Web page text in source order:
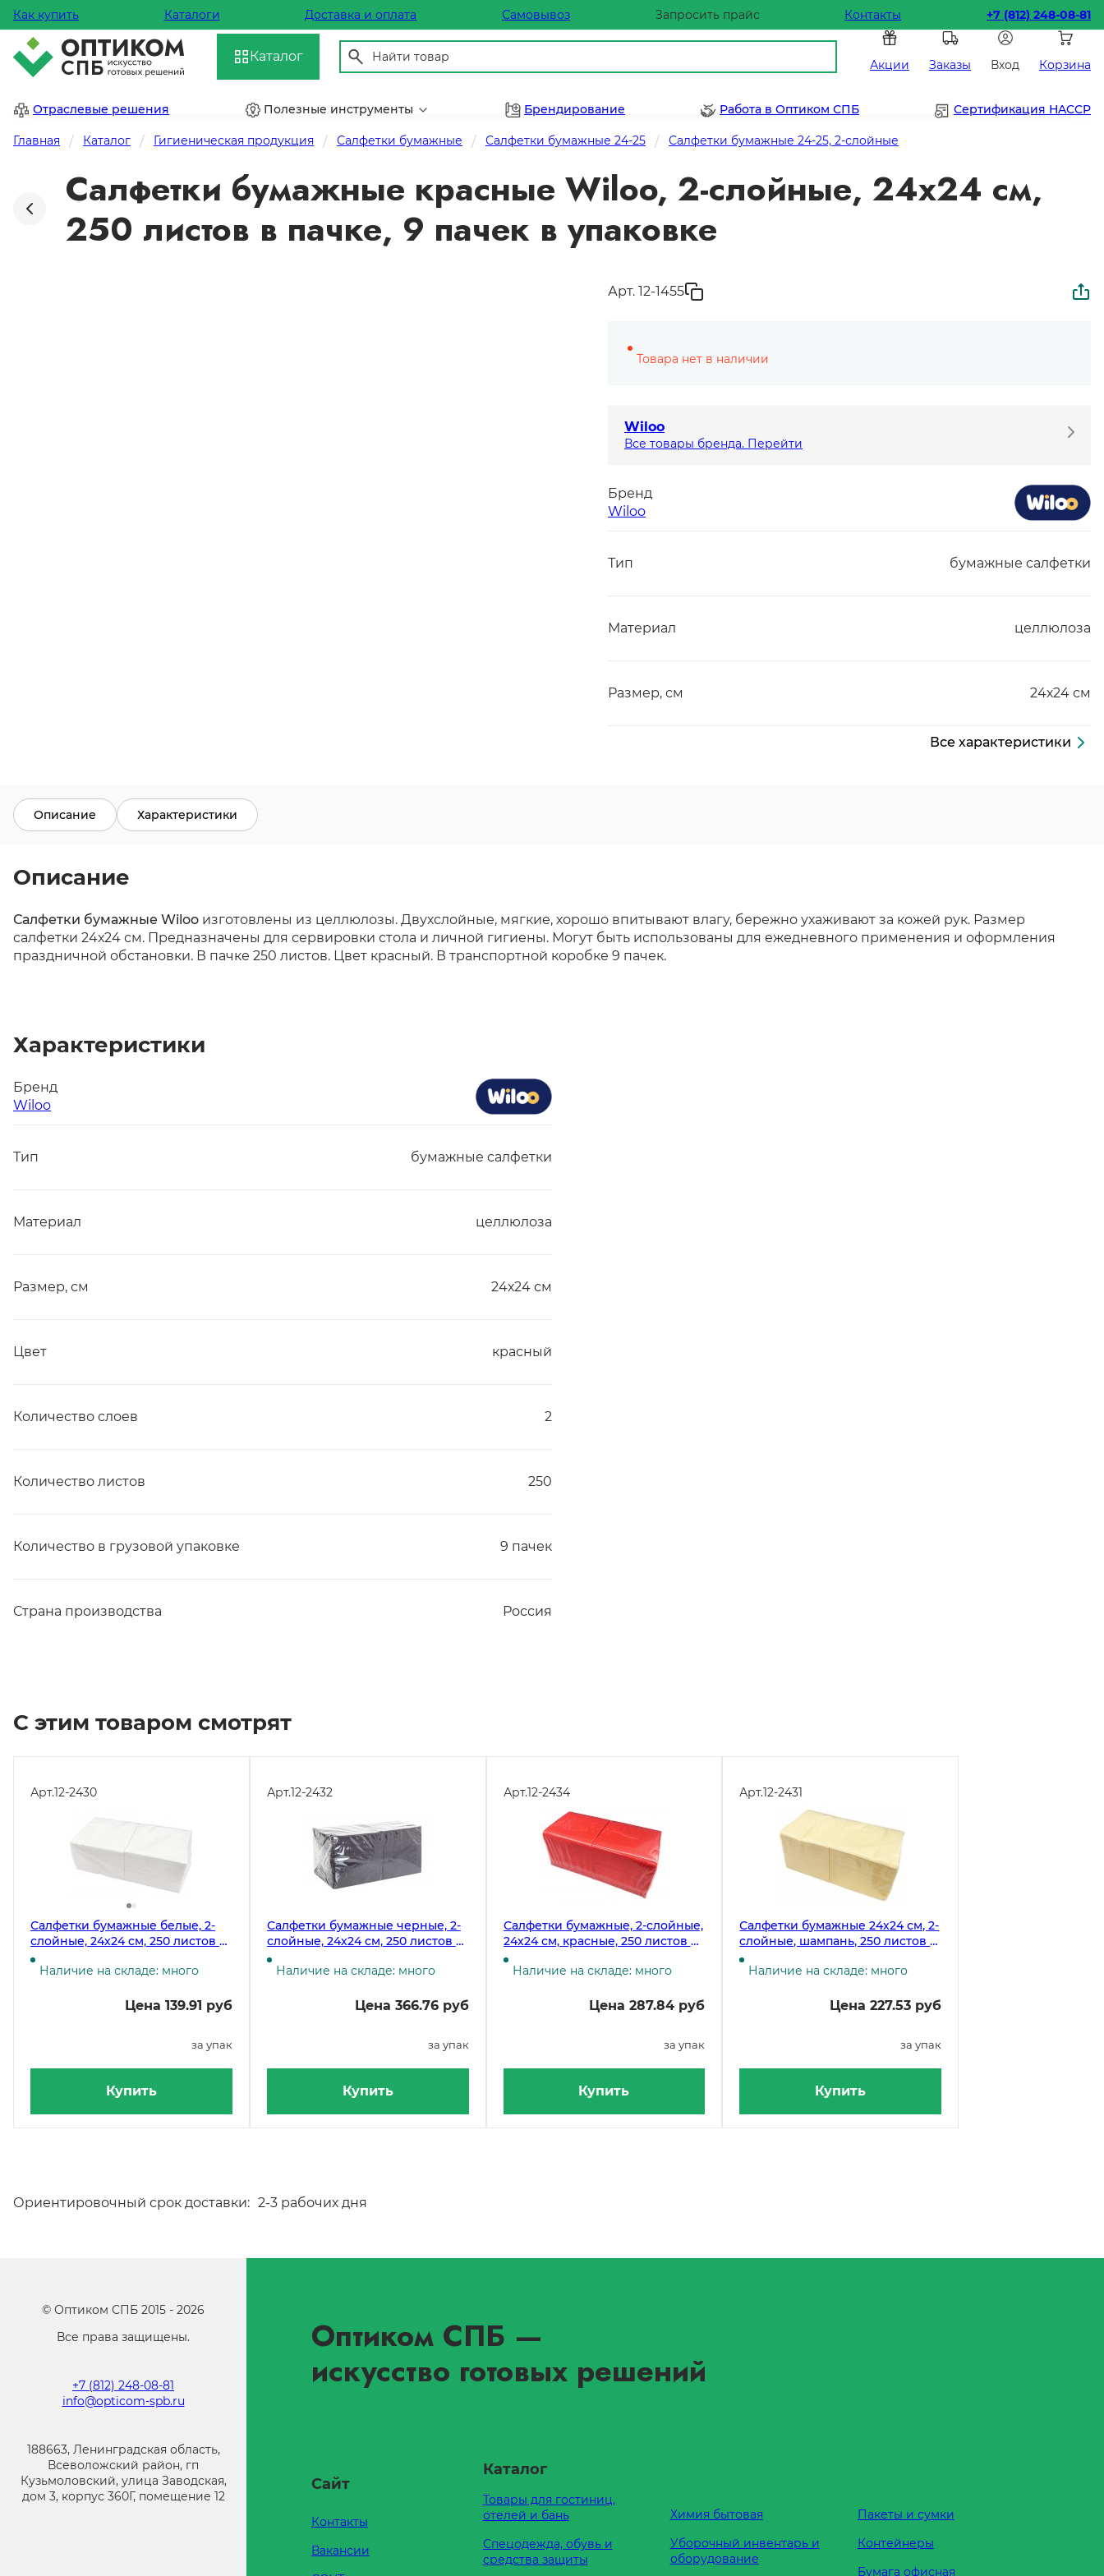
Как купить Каталоги Доставка и оплата Самовывоз Запросить прайс Контакты +7 (812) 248-08-81
Каталог
Акции Заказы Вход Корзина
Отраслевые решения Полезные инструменты Брендирование Работа в Оптиком СПБ Сертификация HACCP
Главная Каталог Гигиеническая продукция Салфетки бумажные Салфетки бумажные 24-25 Салфетки бумажные 24-25, 2-слойные
Салфетки бумажные красные Wiloo, 2-слойные, 24х24 см,
250 листов в пачке, 9 пачек в упаковке
Арт. 12-1455
Товара нет в наличии
Wiloo
Все товары бренда. Перейти
Бренд
Wiloo
Тип бумажные салфетки
Материал целлюлоза
Размер, см 24х24 см
Все характеристики
Описание Характеристики
Описание
Салфетки бумажные Wiloo изготовлены из целлюлозы. Двухслойные, мягкие, хорошо впитывают влагу, бережно ухаживают за кожей рук. Размер
салфетки 24х24 см. Предназначены для сервировки стола и личной гигиены. Могут быть использованы для ежедневного применения и оформления
праздничной обстановки. В пачке 250 листов. Цвет красный. В транспортной коробке 9 пачек.
Характеристики
Бренд
Wiloo
Тип бумажные салфетки
Материал целлюлоза
Размер, см 24х24 см
Цвет красный
Количество слоев 2
Количество листов 250
Количество в грузовой упаковке 9 пачек
Страна производства Россия
С этим товаром смотрят
Арт.12-2430
Салфетки бумажные белые, 2-
слойные, 24х24 см, 250 листов в
упаковке, 12 пачек в коробке
Наличие на складе: много
Цена 139.91 руб
за упак
Купить
Арт.12-2432
Салфетки бумажные черные, 2-
слойные, 24х24 см, 250 листов в
упаковке, 12 пачек в коробке
Наличие на складе: много
Цена 366.76 руб
за упак
Купить
Арт.12-2434
Салфетки бумажные, 2-слойные,
24х24 см, красные, 250 листов в
упаковке, 12 пачек в коробке
Наличие на складе: много
Цена 287.84 руб
за упак
Купить
Арт.12-2431
Салфетки бумажные 24х24 см, 2-
слойные, шампань, 250 листов в
упаковке, 12 пачек в коробке
Наличие на складе: много
Цена 227.53 руб
за упак
Купить
Ориентировочный срок доставки: 2-3 рабочих дня
© Оптиком СПБ 2015 - 2026
Все права защищены.
+7 (812) 248-08-81
info@opticom-spb.ru
188663, Ленинградская область,
Всеволожский район, гп
Кузьмоловский, улица Заводская,
дом 3, корпус 360Г, помещение 12
Оптиком СПБ —
искусство готовых решений
Сайт
Контакты
Вакансии
Каталог
Товары для гостиниц,
отелей и бань
Спецодежда, обувь и
средства защиты
Химия бытовая
Уборочный инвентарь и
оборудование
Пакеты и сумки
Контейнеры
Бумага офисная